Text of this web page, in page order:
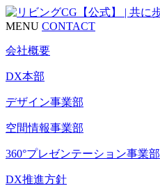
MENU CONTACT
会社概要
DX本部
デザイン事業部
空間情報事業部
360°プレゼンテーション事業部
DX推進方針